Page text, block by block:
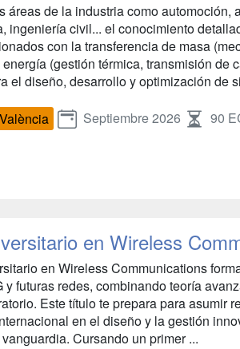
áreas de la industria como automoción,
ingeniería civil... el conocimiento
con la transferencia de masa
(gestión térmica, transmisión de
el diseño, desarrollo y optimización de
Septiembre 2026 90
en Wireless
en Wireless Communications
y futuras redes, combinando teoría
Este título te prepara para asumir
en el diseño y la gestión
Cursando un primer ...